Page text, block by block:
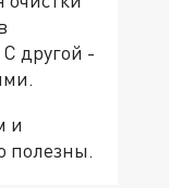
другой -
и
полезны.